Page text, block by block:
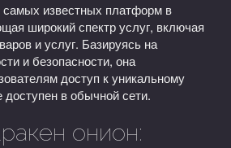
самых известных платформ в
широкий спектр услуг, включая
и услуг. Базируясь на
и безопасности, она
доступ к уникальному
доступен в обычной сети.
онион: